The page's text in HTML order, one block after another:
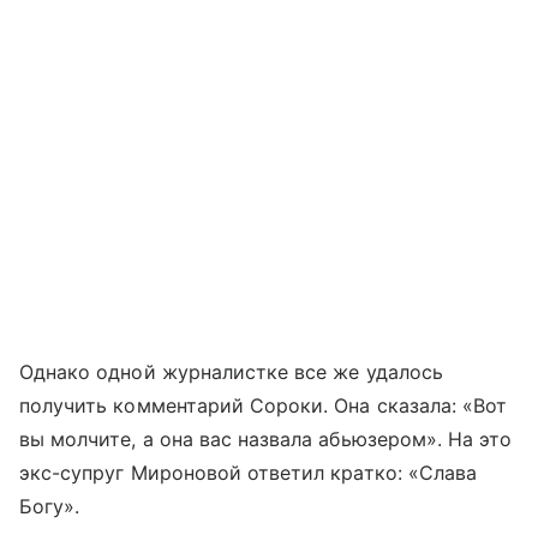
Однако одной журналистке все же удалось
получить комментарий Сороки. Она сказала: «Вот
вы молчите, а она вас назвала абьюзером». На это
экс-супруг Мироновой ответил кратко: «Слава
Богу».